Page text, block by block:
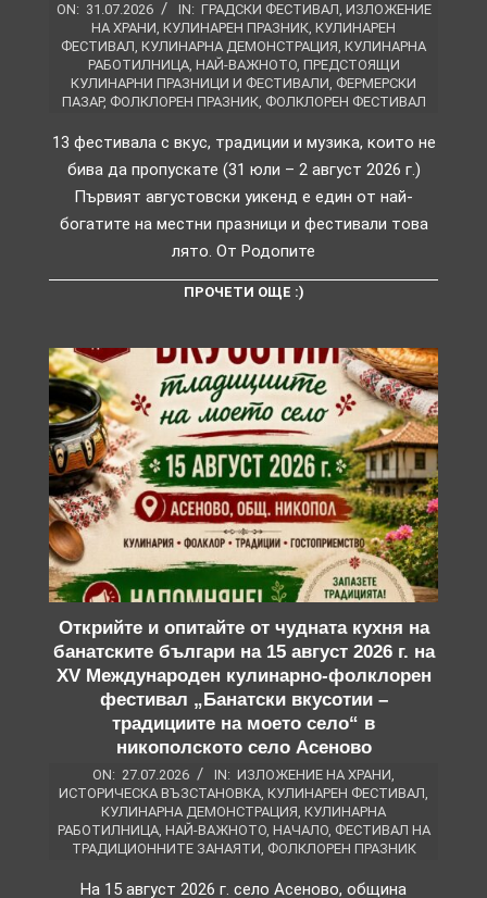
ON: 31.07.2026 IN: ГРАДСКИ ФЕСТИВАЛ, ИЗЛОЖЕНИЕ
НА ХРАНИ, КУЛИНАРЕН ПРАЗНИК, КУЛИНАРЕН
ФЕСТИВАЛ, КУЛИНАРНА ДЕМОНСТРАЦИЯ, КУЛИНАРНА
РАБОТИЛНИЦА, НАЙ-ВАЖНОТО, ПРЕДСТОЯЩИ
КУЛИНАРНИ ПРАЗНИЦИ И ФЕСТИВАЛИ, ФЕРМЕРСКИ
ПАЗАР, ФОЛКЛОРЕН ПРАЗНИК, ФОЛКЛОРЕН ФЕСТИВАЛ
13 фестивала с вкус, традиции и музика, които не
бива да пропускате (31 юли – 2 август 2026 г.)
Първият августовски уикенд е един от най-
богатите на местни празници и фестивали това
лято. От Родопите
ПРОЧЕТИ ОЩЕ :)
Открийте и опитайте от чудната кухня на
банатските българи на 15 август 2026 г. на
XV Международен кулинарно-фолклорен
фестивал „Банатски вкусотии –
традициите на моето село“ в
никополското село Асеново
ON: 27.07.2026 IN: ИЗЛОЖЕНИЕ НА ХРАНИ
ИСТОРИЧЕСКА ВЪЗСТАНОВКА КУЛИНАРЕН ФЕСТИВАЛ
КУЛИНАРНА ДЕМОНСТРАЦИЯ КУЛИНАРНА
РАБОТИЛНИЦА, НАЙ-ВАЖНОТО, НАЧАЛО, ФЕСТИВАЛ НА
ТРАДИЦИОННИТЕ ЗАНАЯТИ ФОЛКЛОРЕН ПРАЗНИК
На 15 август 2026 г. село Асеново, община